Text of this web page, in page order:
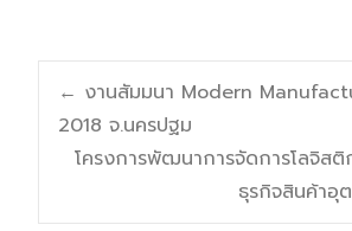
Post
navigation
← งานสัมมนา Modern
2018 จ.นครปฐม
โครงการพัฒนาการจัดการโลจิสติ
ธุรกิจสินค้าอุ